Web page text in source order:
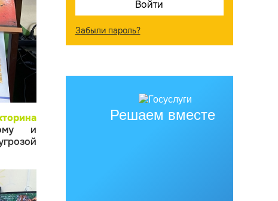
и
Забыли пароль?
Решаем вместе